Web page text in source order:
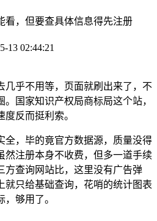
看，但要查具体信息得先注册
13 02:44:21
几乎不用等，页面就刷出来了，不
国家知识产权局商标局这个站，
反而挺利索。
全，毕的竟官方数据源，质量没得
然注册本身不收费，但多一道手续
方查询网站比，这里没有广告弹
就只给基础查询，花哨的统计图表
够用了。